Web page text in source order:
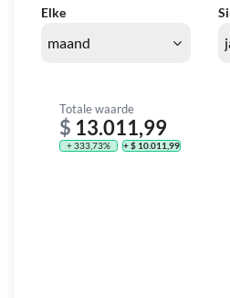
Elke
Totale waarde
$ 13.011,99
+ 333,73% + $ 10.011,99